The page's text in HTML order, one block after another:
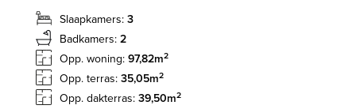
Slaapkamers: 3
Badkamers: 2
Opp. woning: 97,82m2
Opp. terras: 35,05m2
Opp. dakterras: 39,50m2